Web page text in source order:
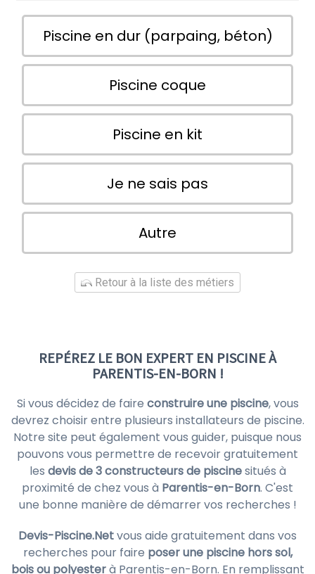
Piscine en dur (parpaing, béton)
Piscine coque
Piscine en kit
Je ne sais pas
Autre
Retour à la liste des métiers
REPÉREZ LE BON EXPERT EN PISCINE À
PARENTIS-EN-BORN !
Si vous décidez de faire construire une piscine, vous
devrez choisir entre plusieurs installateurs de piscine.
Notre site peut également vous guider, puisque nous
pouvons vous permettre de recevoir gratuitement
les devis de 3 constructeurs de piscinesitués à
proximité de chez vous à Parentis-en-Born. C'est
une bonne manière de démarrer vos recherches !
Devis-Piscine.Netvous aide gratuitement dans vos
recherches pour faire poser une piscine hors sol,
bois ou polyesterà Parentis-en-Born. En remplissant